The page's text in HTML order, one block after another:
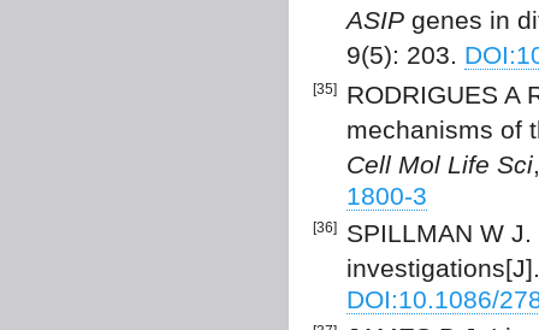
ASIP genes in
9(5): 203.
[35]
RODRIGUES A
mechanisms of
Cell Mol Life Sci
1800-3
[36]
SPILLMAN W
DOI:10.1086/